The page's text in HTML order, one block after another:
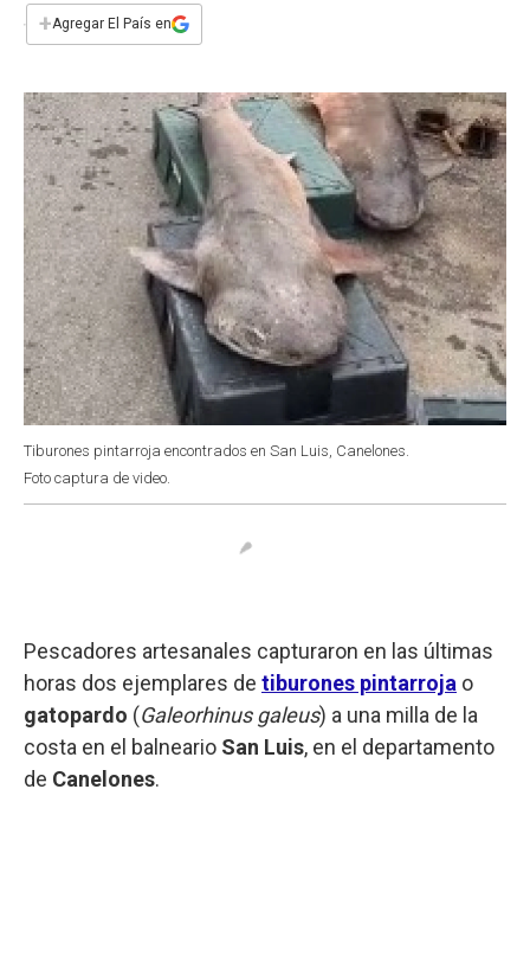
e
b
k
s
p
t
n
i
l
+Agregar El País en
Tiburones pintarroja encontrados en San Luis, Canelones.
Foto captura de video.
Pescadores artesanales capturaron en las últimas
horas dos ejemplares de tiburones pintarroja o
gatopardo (Galeorhinus galeus) a una milla de la
costa en el balneario San Luis, en el departamento
de Canelones.